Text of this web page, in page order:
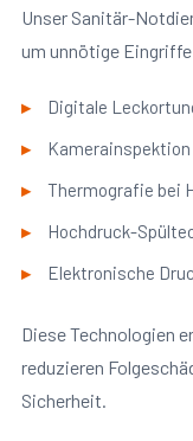
Unser Sanitär-
um unnötige
Digitale
Thermografie bei
Hochdruck-
Elektronische
Diese Technologien
reduzieren
Sicherheit.